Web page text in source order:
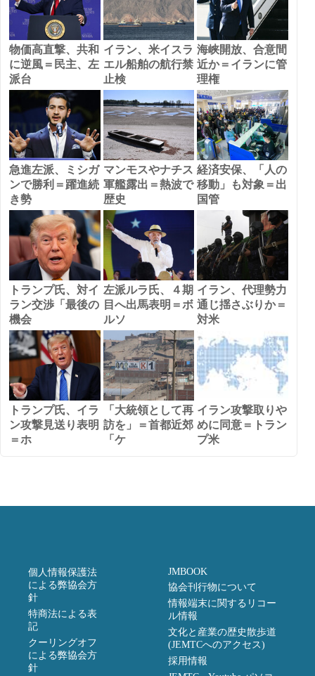
物価高直撃、共和
に逆風＝民主、左
派台
イラン、米イスラ
エル船舶の航行禁
止検
海峡開放、合意間
近か＝イランに管
理権
急進左派、ミシガ
ンで勝利＝躍進続
き勢
マンモスやナチス
軍艦露出＝熱波で
歴史
経済安保、「人の
移動」も対象＝出
国管
トランプ氏、対イ
ラン交渉「最後の
機会
左派ルラ氏、４期
目へ出馬表明＝ボ
ルソ
イラン、代理勢力
通じ揺さぶりか＝
対米
トランプ氏、イラ
ン攻撃見送り表明
＝ホ
「大統領として再
訪を」＝首都近郊
「ケ
イラン攻撃取りや
めに同意＝トラン
プ米
個人情報保護法
による弊協会方
針
特商法による表
記
クーリングオフ
による弊協会方
針
JMBOOK
協会刊行物について
情報端末に関するリコー
ル情報
文化と産業の歴史散歩道
(JEMTCへのアクセス)
採用情報